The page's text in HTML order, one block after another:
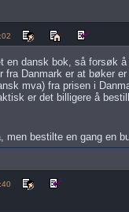
en dansk bok, så forsøk
fra Danmark er at bøker
mva) fra prisen i
er det billigere å
men bestilte en gang en